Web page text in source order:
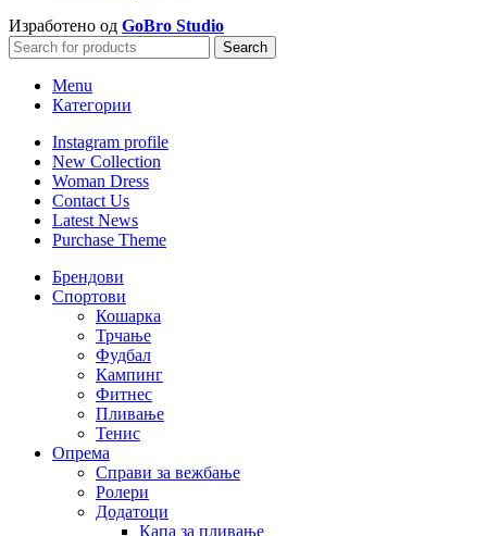
Изработено од GoBro Studio
Search
Menu
Категории
Instagram profile
New Collection
Woman Dress
Contact Us
Latest News
Purchase Theme
Брендови
Спортови
Кошарка
Трчање
Фудбал
Кампинг
Фитнес
Пливање
Тенис
Опрема
Справи за вежбање
Ролери
Додатоци
Капа за пливање